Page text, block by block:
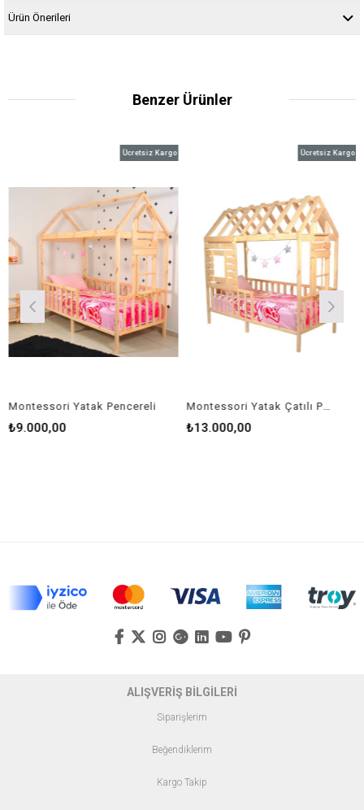
Ürün Önerileri
Benzer Ürünler
Yatak Pencereli
Ücretsiz Kargo
Montessori Yatak Çatılı Pencereli
₺13.000,00
Ücretsiz Kargo
ALIŞVERİŞ BİLGİLERİ
Siparişlerim
Beğendiklerim
Kargo Takip